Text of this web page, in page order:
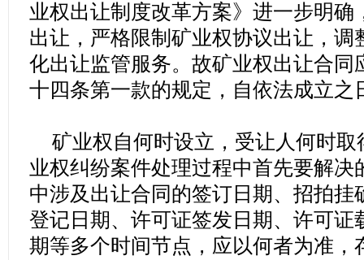
业权出让制度改革方案》进一步明确
出让，严格限制矿业权协议出让，调
化出让监管服务。故矿业权出让合同
十四条第一款的规定，自依法成立之
矿业权自何时设立，受让人何时
业权纠纷案件处理过程中首先要解决
中涉及出让合同的签订日期、招拍挂
登记日期、许可证签发日期、许可证
期等多个时间节点，应以何者为准，